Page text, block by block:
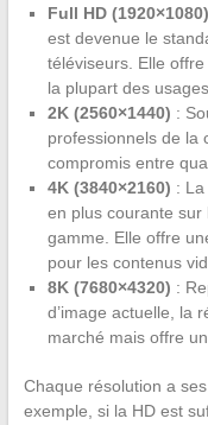
Full HD (1920×1080)
est devenue le
téléviseurs. Elle
la plupart des
2K (2560×1440) :
professionnels de la
compromis entre
4K (3840×2160) :
en plus courante sur
gamme. Elle offre
pour les contenus
8K (7680×4320) :
d’image actuelle, la
marché mais offre
Chaque résolution a
exemple, si la HD est